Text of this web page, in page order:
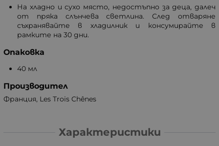
На хладно и сухо място, недостъпно за деца, далеч
от пряка слънчева светлина. След отваряне
съхранявайте в хладилник и консумирайте в
рамките на 30 дни.
Опаковка
40 мл
Производител
Франция, Les Trois Chênes
Характеристики